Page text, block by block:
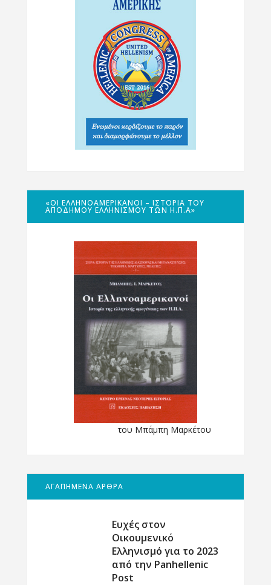
«ΟΙ ΕΛΛΗΝΟΑΜΕΡΙΚΑΝΟΊ – ΙΣΤΟΡΊΑ ΤΟΥ
ΑΠΌΔΗΜΟΥ ΕΛΛΗΝΙΣΜΟΎ ΤΩΝ Η.Π.Α»
του Μπάμπη Μαρκέτου
ΑΓΑΠΗΜΕΝΑ ΑΡΘΡΑ
Ευχές στον
Οικουμενικό
Ελληνισμό για το 2023
από την Panhellenic
Post